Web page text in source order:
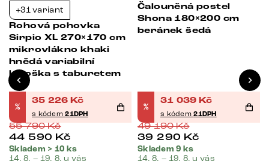
Bestseller
+31 variant
Rohová pohovka
Sirpio XL 270×170 cm
mikrovlákno khaki
hnědá variabilní
lenoška s taburetem
%
35 226 Kč
s kódem21DPH
55 790Kč
44 590 Kč
Skladem > 10 ks
14. 8. – 19. 8. u vás
Bestseller
Čalouněná postel
Shona 180×200 cm
beránek šedá
%
31 039 Kč
s kódem21DPH
49 190Kč
39 290 Kč
Skladem 9 ks
14. 8. – 19. 8. u vás